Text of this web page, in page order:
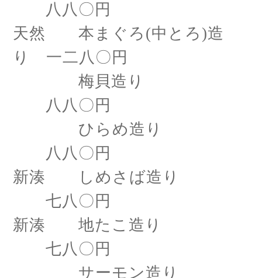
八八〇円
天然 本まぐろ (中とろ)造
り 一二八〇円
梅貝造り
八八〇円
ひらめ造り
八八〇円
新湊 しめさば造り
七八〇円
新湊 地たこ造り
七八〇円
サーモン造り